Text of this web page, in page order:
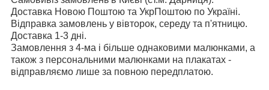
Доставка Новою Поштою та УкрПоштою по Україні.
Відправка замовлень у вівторок, середу та п'ятницю.
Доставка 1-3 дні.
Замовлення з 4-ма і більше однаковими малюнками, а
також з персональними малюнками на плакатах -
відправляємо лише за повною передплатою.